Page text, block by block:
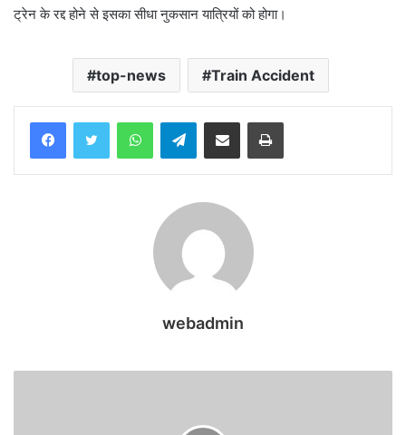
ट्रेन के रद्द होने से इसका सीधा नुकसान यात्रियों को होगा।
top-news Train Accident
WhatsAppTelegramShare via Email Print
webadmin